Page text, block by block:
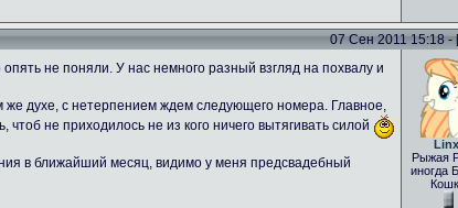
07 Сен 2011 15:18 - [
не поняли. У нас немного разный взгляд на похвалу и
духе, с нетерпением ждем следующего номера. Главное,
чтоб не приходилось не из кого ничего вытягивать силой
в ближайший месяц, видимо у меня предсвадебный
Рыжая
иногда